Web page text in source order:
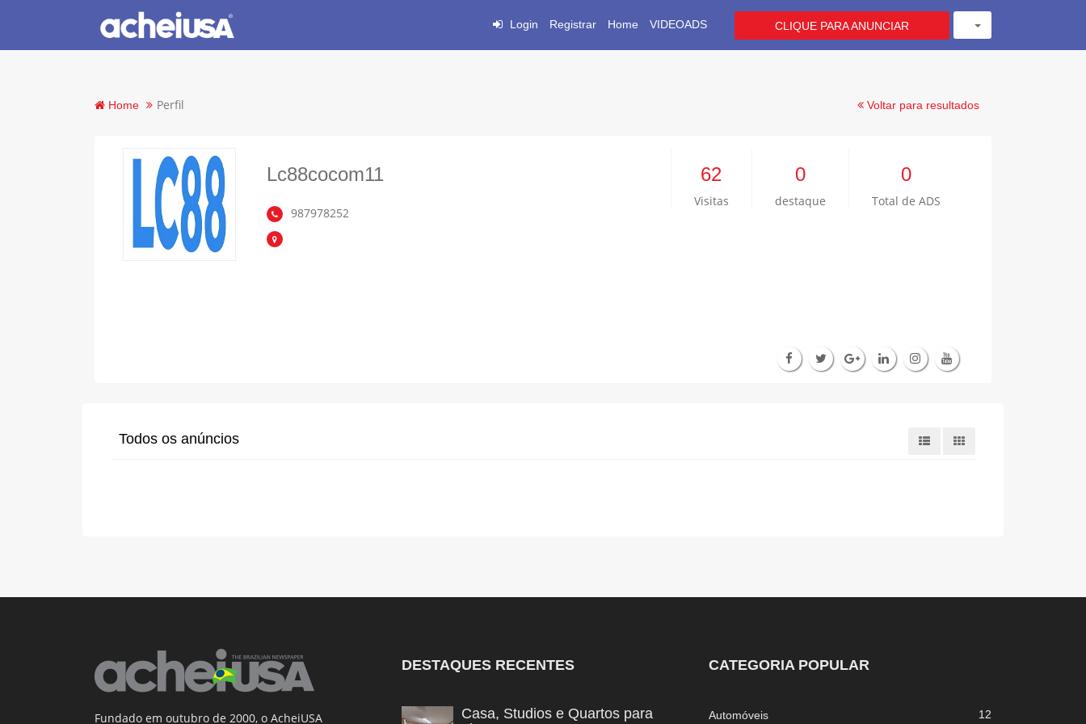
Login Registrar Home VIDEOADS CLIQUE PARA ANUNCIAR
Home Perfil Voltar para resultados
Lc88cocom11
987978252
62
Visitas
0
destaque
0
Total de ADS
Todos os anúncios
Fundado em outubro de 2000, o AcheiUSA
DESTAQUES RECENTES
Casa, Studios e Quartos para
CATEGORIA POPULAR
Automóveis 12